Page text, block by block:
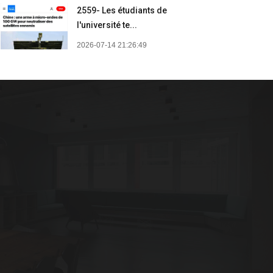
2559- Les étudiants de
l'université te...
2026-07-14 21:26:49